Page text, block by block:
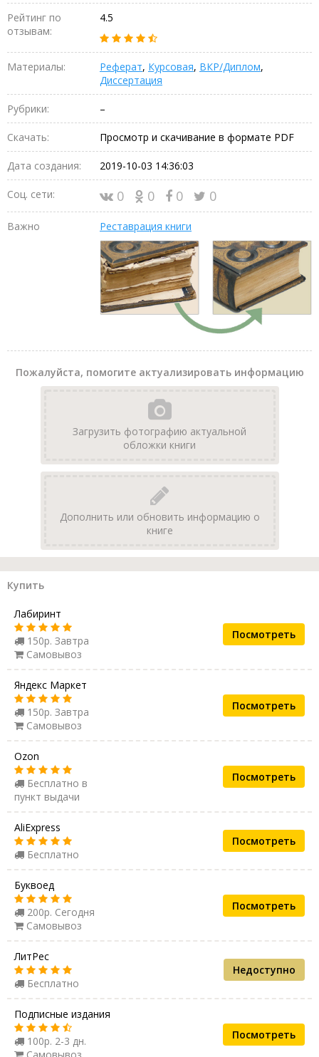
Рейтинг по
отзывам:
4.5
Материалы: Реферат, Курсовая, ВКР/Диплом,
Диссертация
Рубрики: –
Скачать: Просмотр и скачивание в формате PDF
Дата создания: 2019-10-03 14:36:03
Соц. сети: 0 0 0 0
Важно Реставрация книги
Пожалуйста, помогите актуализировать информацию
Загрузить фотографию актуальной
обложки книги
Дополнить или обновить информацию о
книге
Купить
Лабиринт
150р. Завтра
Самовывоз
Посмотреть
Яндекс Маркет
150р. Завтра
Самовывоз
Посмотреть
Ozon
Бесплатно в
пункт выдачи
Посмотреть
AliExpress
Бесплатно
Посмотреть
Буквоед
200р. Сегодня
Самовывоз
Посмотреть
ЛитРес
Бесплатно
Недоступно
Подписные издания
100р. 2-3 дн.
Посмотреть